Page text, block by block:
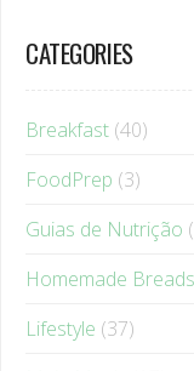
FoodPrep (3)
Guias de Nutrição
Homemade Breads
Lifestyle(37)
Main Meals (17)